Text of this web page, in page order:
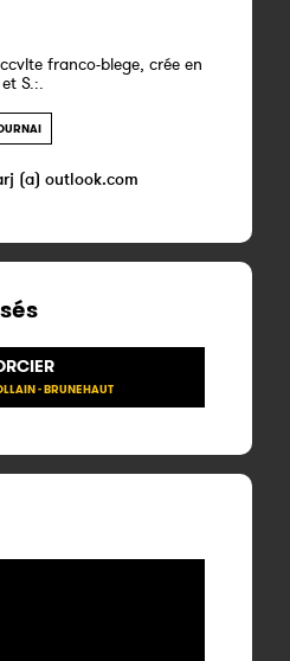
franco-blege, crée en
S.:.
(a) outlook.com
- BRUNEHAUT